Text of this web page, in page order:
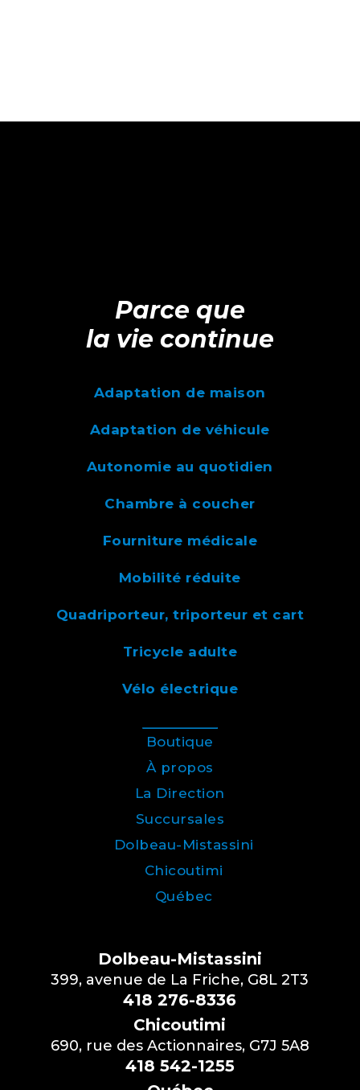
Parce que
la vie continue
Adaptation de maison
Adaptation de véhicule
Autonomie au quotidien
Chambre à coucher
Fourniture médicale
Mobilité réduite
Quadriporteur, triporteur et cart
Tricycle adulte
Vélo électrique
Boutique
À propos
La Direction
Succursales
Dolbeau-Mistassini
Chicoutimi
Québec
Dolbeau-Mistassini
399, avenue de La Friche, G8L 2T3
418 276-8336
Chicoutimi
690, rue des Actionnaires, G7J 5A8
418 542-1255